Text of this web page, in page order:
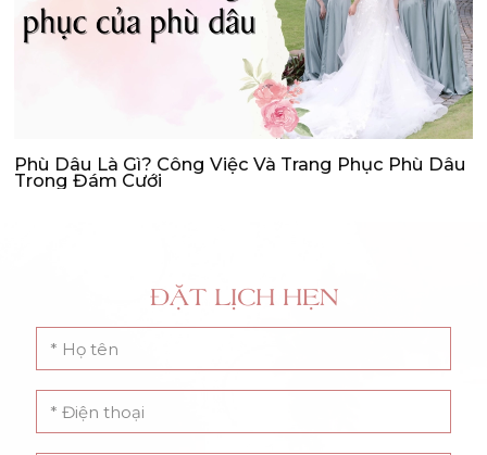
Phù Dâu Là Gì? Công Việc Và Trang Phục Phù Dâu
Trong Đám Cưới
ĐẶT LỊCH HẸN